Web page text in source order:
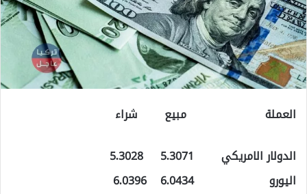
العملة مبيع شراء
الدولار الامريكي 5.3071 5.3028
اليورو 6.0434 6.0396